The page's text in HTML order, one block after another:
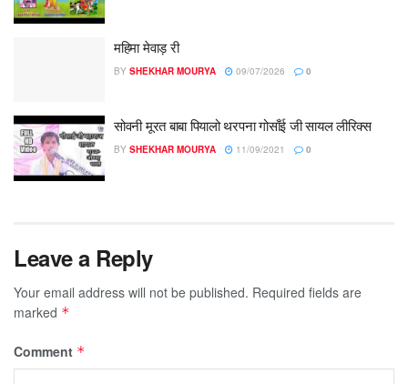
महिमा मेवाड़ री
BY SHEKHAR MOURYA 09/07/2026 0
सोवनी मूरत बाबा पियालो थरपना गोसाँई जी सायल लीरिक्स
BY SHEKHAR MOURYA 11/09/2021 0
Leave a Reply
Your email address will not be published. Required fields are
marked *
Comment *